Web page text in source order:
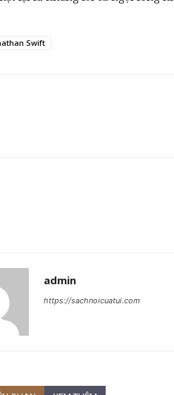
Swift
admin
https://sachnoicuatui.com